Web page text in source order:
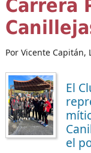
Carrera
Por Vicente Capitán,
El
el